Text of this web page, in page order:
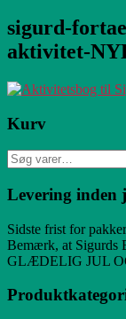
sigurd-
aktivitet-
Primær
Sidebar
Kurv
Søg
efter:
Levering inden
Sidste frist for
Bemærk, at Sigurds
GLÆDELIG JUL